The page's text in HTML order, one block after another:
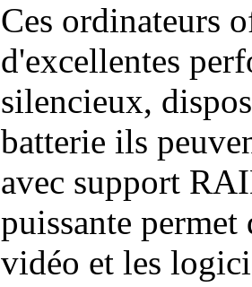
Ces ordinateurs
d'excellentes
silencieux,
batterie ils
avec support
puissante permet
vidéo et les